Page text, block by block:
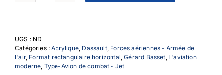
de
UGS : ND
Catégories :Acrylique, Dassault, Forces aériennes - Armée de
l'air, Format rectangulaire horizontal ,Gérard Basset L'aviation
moderne Type-Avion de combat - Jet